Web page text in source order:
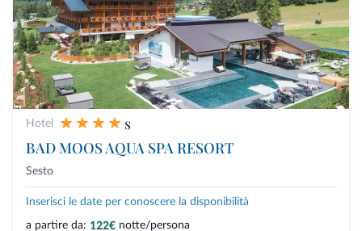
Hotel
s
BAD MOOS AQUA SPA RESORT
Sesto
Inserisci le date per conoscere la disponibilità
a partire da: 122€ notte/persona